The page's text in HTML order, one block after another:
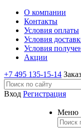
О компании
Контакты
Условия оплаты
Условия
Условия
Акции
+7 495 135-15-14
Вход Регистрация
Меню